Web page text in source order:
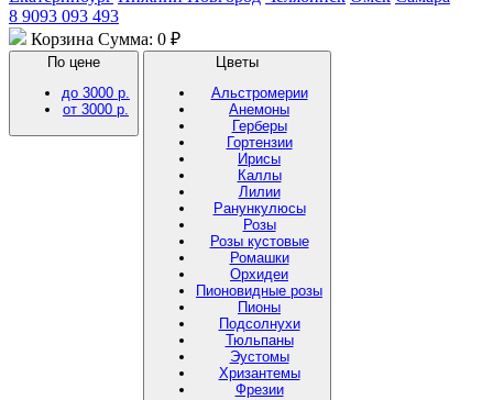
8 9093 093 493
Корзина Сумма: 0 ₽
По цене
до 3000 р.
от 3000 р.
Цветы
Альстромерии
Анемоны
Герберы
Гортензии
Ирисы
Каллы
Лилии
Ранункулюсы
Розы
Розы кустовые
Ромашки
Орхидеи
Пионовидные розы
Пионы
Подсолнухи
Тюльпаны
Эустомы
Хризантемы
Фрезии